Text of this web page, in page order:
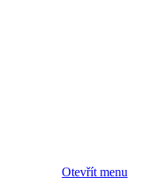
Otevřít menu